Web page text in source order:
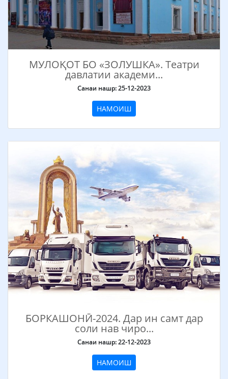
МУЛОҚОТ БО «ЗОЛУШКА». Театри
давлатии академи...
Санаи нашр: 25-12-2023
НАМОИШ
БОРКАШОНӢ-2024. Дар ин самт дар
соли нав чиро...
Санаи нашр: 22-12-2023
НАМОИШ